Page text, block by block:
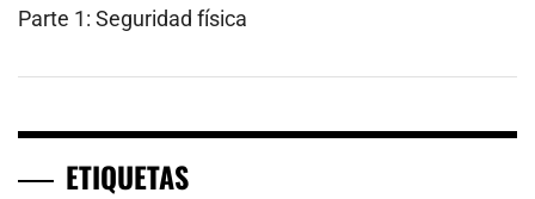
Parte 1: Seguridad física
ETIQUETAS